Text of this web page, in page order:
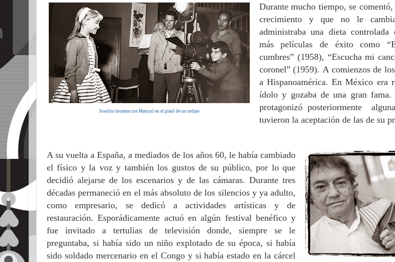
Joselito bromea con Marisol en el plató de un rodaje
Durante mucho tiempo, se
crecimiento y que no le
administraba una dieta controlada
más películas de éxito como
cumbres” (1958), “Escucha mi
coronel” (1959). A comienzos de
a Hispanoamérica.En México era
ídolo y gozaba de una gran
protagonizó posteriormente
tuvieron la aceptación de las de su
A su vuelta a España, a mediados de los años 60, le había cambiado
el físico y la voz y también los gustos de su público, por lo que
decidió alejarse de los escenarios y de las cámaras.Durante tres
décadas permaneció en el más absoluto de los silencios y ya adulto,
como empresario, se dedicó a actividades artísticas y de
restauración.Esporádicamente actuó en algún festival benéfico y
fue invitado a tertulias de televisión donde, siempre se le
preguntaba, si había sido un niño explotado de su época, si había
sido soldado mercenario en el Congo y si había estado en la cárcel